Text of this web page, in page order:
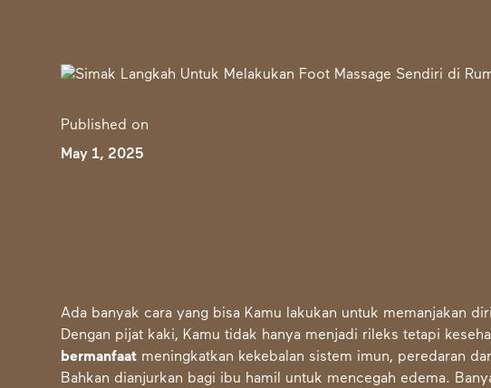
Published on
May 1, 2025
Ada banyak cara yang bisa Kamu lakukan untuk memanjakan
Dengan pijat kaki, Kamu tidak hanya menjadi rileks tetapi
bermanfaat meningkatkan kekebalan sistem imun, peredaran
Bahkan dianjurkan bagi ibu hamil untuk mencegah edema.